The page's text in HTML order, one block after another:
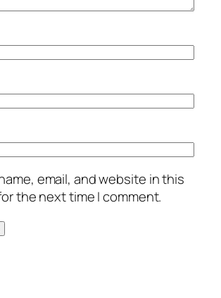
email, and website in this
the next time I comment.